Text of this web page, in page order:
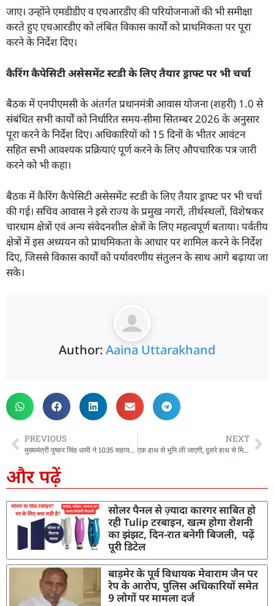
जाए। उन्होंने एमडीडीए व एचआरडीए की परियोजनाओं की भी समीक्षा
करते हुए एचआरडीए को लंबित विकास कार्यों को प्राथमिकता पर पूरा
करने के निर्देश दिए।
कैरिंग कैपेसिटी असेसमेंट स्टडी के लिए तैयार ड्राफ्ट पर भी चर्चा
बैठक में एनपीएमसी के अंतर्गत प्रधानमंत्री आवास योजना (शहरी) 1.0 से
संबंधित सभी कार्यों को निर्धारित समय-सीमा सितम्बर 2026 के अनुसार
पूरा करने के निर्देश दिए। अधिकारियों को 15 दिनों के भीतर आवंटन
सहित सभी आवश्यक प्रक्रियाएं पूर्ण करने के लिए औपचारिक पत्र जारी
करने को भी कहा।
बैठक में कैरिंग कैपेसिटी असेसमेंट स्टडी के लिए तैयार ड्राफ्ट पर भी चर्चा
की गई। सचिव आवास ने इसे राज्य के प्रमुख नगरों, तीर्थस्थलों, विशेषकर
चारधाम क्षेत्रों एवं अन्य संवेदनशील क्षेत्रों के लिए महत्वपूर्ण बताया। पर्वतीय
क्षेत्रों में इस अध्ययन को प्राथमिकता के आधार पर शामिल करने के निर्देश
दिए, जिससे विकास कार्यों को पर्यावरणीय संतुलन के साथ आगे बढ़ाया जा
सके।
Author: Aaina Uttarakhand
PREVIOUS
मुख्यमंत्री पुष्कर सिंह धामी ने 1035 सहायक अध्यापकों को प्रदान किए नियुक्ति पत्र
NEXT
एक हाथ से भूमि ली जाएगी, दूसरे हाथ से मिलेगा मुआवजा, समझौते के आधार प्रक्रिया को मंजूरी
और पढ़ें
सोलर पैनल से ज़्यादा कारगर साबित हो
रही Tulip टरबाइन, खत्म होगा रोशनी
का झंझट, दिन-रात बनेगी बिजली, पढ़ें
पूरी डिटेल
बाड़मेर के पूर्व विधायक मेवाराम जैन पर
रेप के आरोप, पुलिस अधिकारियों समेत
9 लोगों पर मामला दर्ज